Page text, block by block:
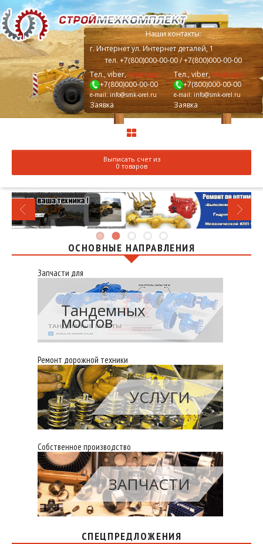
Наши контакты:
г. Интернетул. Интернет деталей, 1
тел.+7(800)000-00-00/ +7(800)000-00-00
Тел., viber,whatsapp
+7(800)000-00-00
e-mail: info@smk-orel.ru
Заявка
Тел., viber,whatsapp
+7(800)000-00-00
e-mail:info@smk-orel.ru
Заявка
Выписать счет из
0 товаров
ОСНОВНЫЕ НАПРАВЛЕНИЯ
Запчасти для
Тандемных
мостов
Ремонт дорожной техники
УСЛУГИ
Собственное производство
ЗАПЧАСТИ
СПЕЦПРЕДЛОЖЕНИЯ